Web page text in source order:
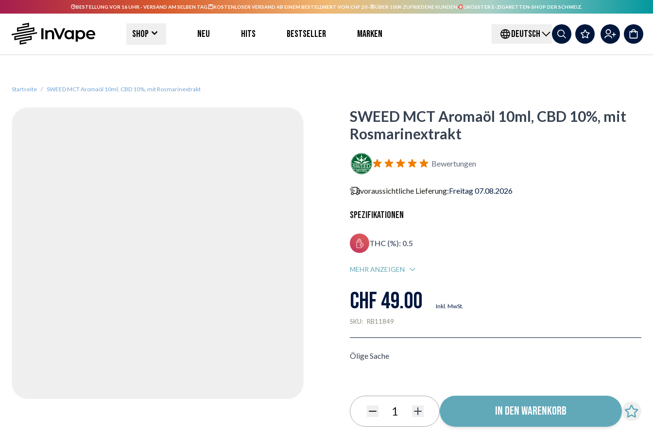
BESTELLUNG VOR 16 UHR - VERSAND AM SELBEN TAG. KOSTENLOSER VERSAND AB EINEM BESTELLWERT VON CHF 20.- ÜBER 100K ZUFRIEDENE KUNDEN. GRÖSSTER E-ZIGARETTEN-SHOP DER SCHWEIZ.
Shop Neu Hits Bestseller Marken DEUTSCH
Startseite / SWEED MCT Aromaöl 10ml, CBD 10%, mit Rosmarinextrakt
SWEED MCT Aromaöl 10ml, CBD 10%, mit
Rosmarinextrakt
Bewertungen
voraussichtliche Lieferung:Freitag 07.08.2026
Spezifikationen
THC (%): 0.5
MEHR ANZEIGEN
CHF 49.00 Inkl. MwSt.
SKU: RB11849
Ölige Sache
IN DEN WARENKORB